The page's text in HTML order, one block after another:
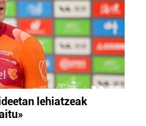
lehiatzeak